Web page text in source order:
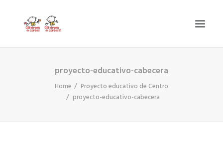
VIRGEN DE CORTES
proyecto-educativo-cabecera
Home
Proyecto educativo de Centro
proyecto-educativo-cabecera